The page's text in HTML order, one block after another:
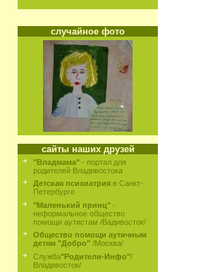
случайное фото
сайты наших друзей
"Владмама" - портал для
родителей Владивостока
Детская психиатрия в Санкт-
Петербурге
"Маленький принц" -
неформальное общество
помощи аутистам /Вадивосток/
Общество помощи аутичным
детям "Добро" /Москва/
Служба"Родители-Инфо"/
Владивосток/